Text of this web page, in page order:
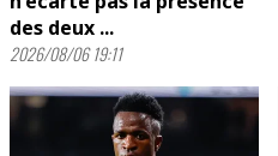
des deux ...
2026/08/06 19:11